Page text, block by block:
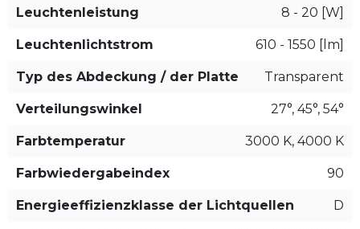
Leuchtenleistung 8 - 20 [W]
Leuchtenlichtstrom 610 - 1550 [lm]
Typ des Abdeckung / der Platte Transparent
Verteilungswinkel 27°, 45°, 54°
Farbtemperatur 3000 K, 4000 K
Farbwiedergabeindex 90
Energieeffizienzklasse der Lichtquellen D